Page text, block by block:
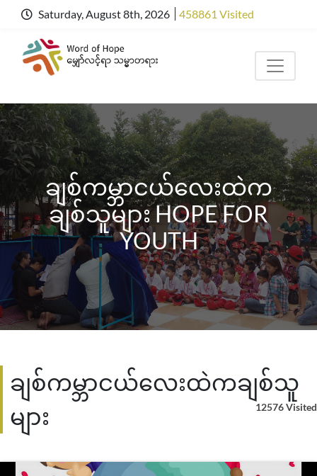
Saturday, August 8th, 2026 458861 Visited
ချစ်ကမ္ဘာငယ်လေးထဲက
ချစ်သူများ HOPE FOR
YOUTH
ချစ်ကမ္ဘာငယ်လေးထဲကချစ်သူ
များ
12576 Visited